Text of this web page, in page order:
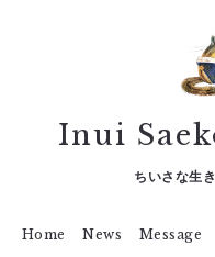
Inui
ちいさな生
Home News Message